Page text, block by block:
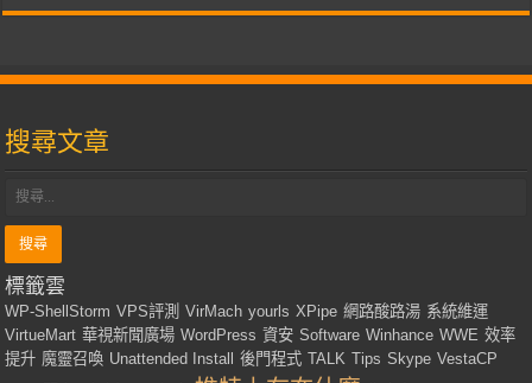
搜尋文章
標籤雲
WP-ShellStorm VPS評測 VirMach yourls XPipe 網路酸路湯 系統維運
VirtueMart 華視新聞廣場 WordPress 資安 Software Winhance WWE 效率
提升 魔靈召喚 Unattended Install 後門程式 TALK Tips Skype VestaCP